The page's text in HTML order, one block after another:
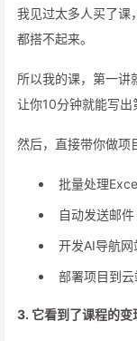
我见过太多人买了课
都搭不起来。
所以我的课，第一讲
让你10分钟就能写出
然后，直接带你做项
批量处理
自动发送邮件
开发AI导航网
部署项目到云
3. 它看到了课程的变